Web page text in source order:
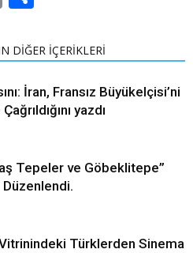
DİĞER İÇERİKLERİ
İran, Fransız Büyükelçisi’ni
yazdı
Tepeler ve Göbeklitepe”
Düzenlendi.
Vitrinindeki Türklerden Sinema